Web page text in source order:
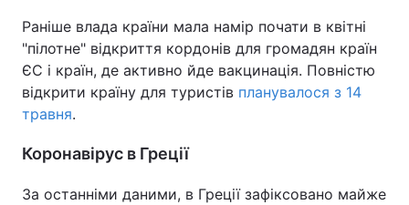
Раніше влада країни мала намір почати в квітні
"пілотне" відкриття кордонів для громадян країн
ЄС і країн, де активно йде вакцинація. Повністю
відкрити країну для туристів планувалося з 14
травня.
Коронавірус в Греції
За останніми даними, в Греції зафіксовано майже